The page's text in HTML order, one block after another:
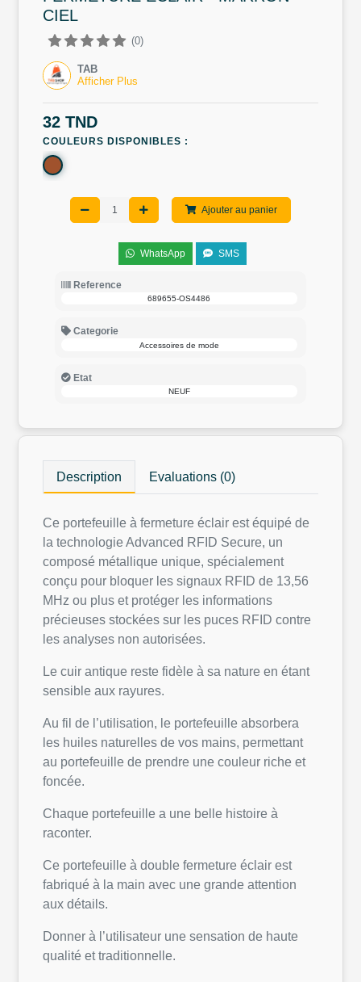
CIEL
(0)
TAB
Afficher Plus
32 TND
COULEURS DISPONIBLES :
Ajouter au panier
WhatsApp SMS
Reference
689655-OS4486
Categorie
Accessoires de mode
Etat
NEUF
Description Evaluations (0)
Ce portefeuille à fermeture éclair est équipé de
la technologie Advanced RFID Secure, un
composé métallique unique, spécialement
conçu pour bloquer les signaux RFID de 13,56
MHz ou plus et protéger les informations
précieuses stockées sur les puces RFID contre
les analyses non autorisées.
Le cuir antique reste fidèle à sa nature en étant
sensible aux rayures.
Au fil de l’utilisation, le portefeuille absorbera
les huiles naturelles de vos mains, permettant
au portefeuille de prendre une couleur riche et
foncée.
Chaque portefeuille a une belle histoire à
raconter.
Ce portefeuille à double fermeture éclair est
fabriqué à la main avec une grande attention
aux détails.
Donner à l’utilisateur une sensation de haute
qualité et traditionnelle.